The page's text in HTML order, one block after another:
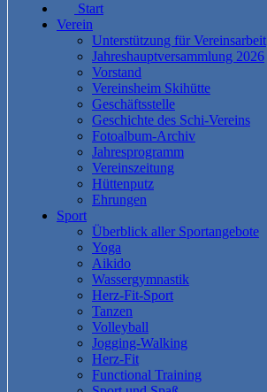
Start
Verein
Unterstützung für Vereinsarbeit
Jahreshauptversammlung 2026
Vorstand
Vereinsheim Skihütte
Geschäftsstelle
Geschichte des Schi-Vereins
Fotoalbum-Archiv
Jahresprogramm
Vereinszeitung
Hüttenputz
Ehrungen
Sport
Überblick aller Sportangebote
Yoga
Aikido
Wassergymnastik
Herz-Fit-Sport
Tanzen
Volleyball
Jogging-Walking
Herz-Fit
Functional Training